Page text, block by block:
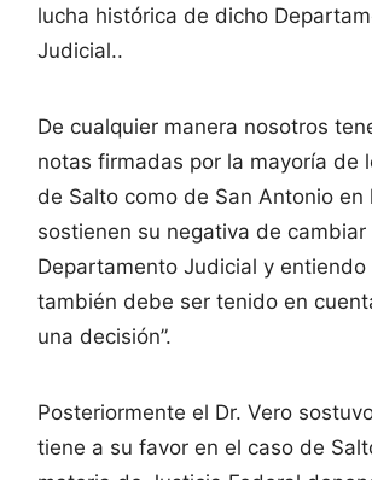
lucha histórica de dicho
Judicial..
De cualquier manera nosotros
notas firmadas por la mayoría de
de Salto como de San Antonio en
sostienen su negativa de cambiar
Departamento Judicial y entiendo
también debe ser tenido en
una decisión”.
Posteriormente el Dr. Vero
tiene a su favor en el caso de